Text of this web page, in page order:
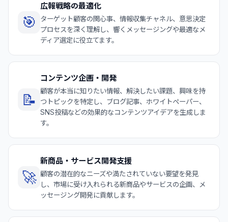
🎯
広報戦略の最適化
ターゲット顧客の関心事、情報収集チャネル、意思決定
プロセスを深く理解し、響くメッセージングや最適なメ
ディア選定に役立てます。
📝
コンテンツ企画・開発
顧客が本当に知りたい情報、解決したい課題、興味を持
つトピックを特定し、ブログ記事、ホワイトペーパー、
SNS投稿などの効果的なコンテンツアイデアを生成しま
す。
🚀
新商品・サービス開発支援
顧客の潜在的なニーズや満たされていない要望を発見
し、市場に受け入れられる新商品やサービスの企画、メ
ッセージング開発に貢献します。